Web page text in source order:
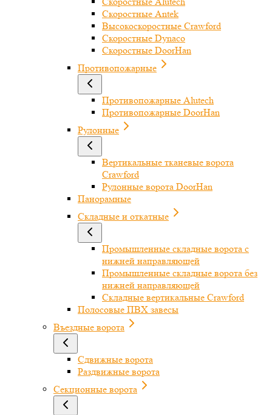
Скоростные Antek
Высокоскоростные Crawford
Скоростные Dynaco
Скоростные DoorHan
Противопожарные
Противопожарные Alutech
Противопожарные DoorHan
Рулонные
Вертикальные тканевые ворота
Crawford
Рулонные ворота DoorHan
Панорамные
Складные и откатные
Промышленные складные ворота с
нижней направляющей
Промышленные складные ворота без
нижней направляющей
Складные вертикальные Crawford
Полосовые ПВХ завесы
Въездные ворота
Сдвижные ворота
Раздвижные ворота
Секционные ворота